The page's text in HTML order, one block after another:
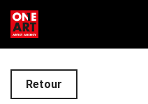
Retour